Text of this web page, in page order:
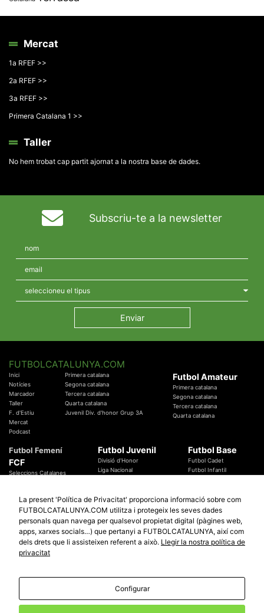
Mercat
1a RFEF >>
2a RFEF >>
3a RFEF >>
Primera Catalana 1 >>
Taller
No hem trobat cap partit ajornat a la nostra base de dades.
Subscriu-te a la newsletter
FUTBOLCATALUNYA.COM
Inici
Notícies
Marcador
Taller
F. d'Estiu
Mercat
Podcast
Primera catalana
Segona catalana
Tercera catalana
Quarta catalana
Juvenil Div. d'honor Grup 3A
Futbol Amateur
Primera catalana
Segona catalana
Tercera catalana
Quarta catalana
Futbol Femení
FCF
Seleccions Catalanes
Temes Federatius
Futbol Juvenil
Divisió d'Honor
Liga Nacional
Futbol Base
Futbol Cadet
Futbol Infantil
Futbol Catalunya
Promocions
Sortejos
Participació
Especials
Copa Catalunya Absoluta 2019
Copa del Rei 2019 - 2020
© 2010 - 2026FutbolCatalunya.com
La present 'Política de Privacitat' proporciona informació sobre com
FUTBOLCATALUNYA.COM utilitza i protegeix les seves dades
personals quan navega per qualsevol propietat digital (pàgines web,
apps, xarxes socials…) que pertanyi a FUTBOLCATALUNYA, així com
dels drets que li assisteixen referent a això. Llegir la nostra política de
privacitat
Configurar